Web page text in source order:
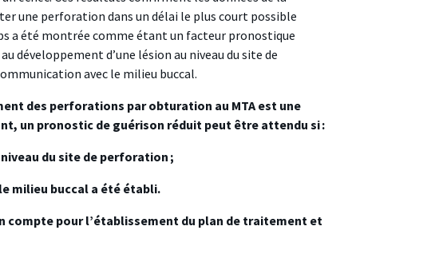
une perforation dans un délai le plus court possible
a été montrée comme étant un facteur pronostique
développement d’une lésion au niveau du site de
avec le milieu buccal.
des perforations par obturation au MTA est une
un pronostic de guérison réduit peut être attendu si :
du site de perforation ;
milieu buccal a été établi.
compte pour l’établissement du plan de traitement et